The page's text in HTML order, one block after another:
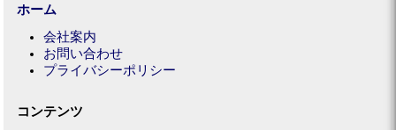
ホーム
会社案内
お問い合わせ
プライバシーポリシー
コンテンツ